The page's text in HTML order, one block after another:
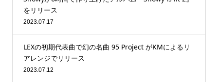
をリリース
2023.07.17
LEXの初期代表曲で幻の名曲 95 Project がKMによるリ
アレンジでリリース
2023.07.12